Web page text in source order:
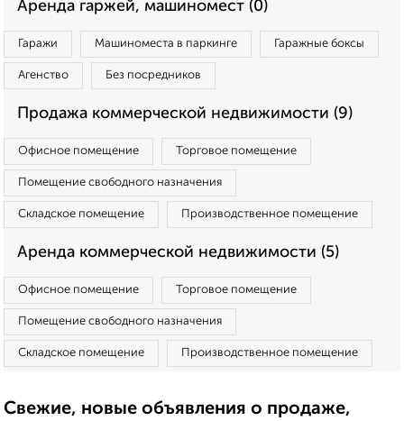
Аренда гаржей, машиномест (0)
Гаражи Машиноместа в паркинге Гаражные боксы
Агенство Без посредников
Продажа коммерческой недвижимости (9)
Офисное помещение Торговое помещение
Помещение свободного назначения
Складское помещение Производственное помещение
Аренда коммерческой недвижимости (5)
Офисное помещение Торговое помещение
Помещение свободного назначения
Складское помещение Производственное помещение
Свежие, новые объявления о продаже,